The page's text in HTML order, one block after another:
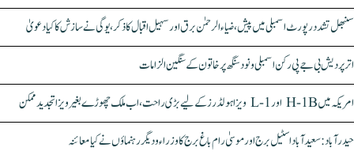
سنبھل تشدد رپورٹ اسمبلی میں پیش، ضیاء الرحمٰن برق اور سہیل اقبال کا ذکر، یوگی نے سازش کا کیا دعویٰ
اتر پردیش بی جے پی رکن اسمبلی ونود سنگھ پر خاتون کے سنگین الزامات
امریکہ میں H-1B اور L-1 ویزا ہولڈرز کے لیے بڑی راحت، اب ملک چھوڑے بغیر ویزا تجدید ممکن
حیدرآباد: سعیدآباد اسٹیل برج اور موسیٰ رام باغ برج کا وزراء و دیگر رہنماؤں نے کیا معائنہ